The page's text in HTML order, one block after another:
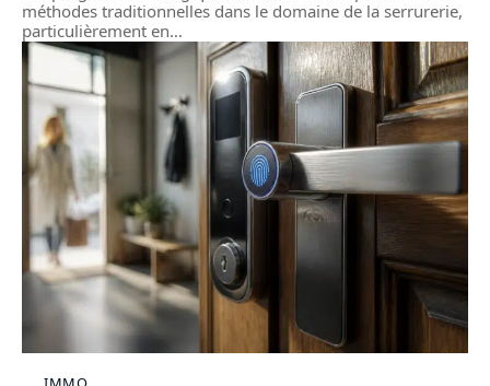
méthodes traditionnelles dans le domaine de la serrurerie,
particulièrement en…